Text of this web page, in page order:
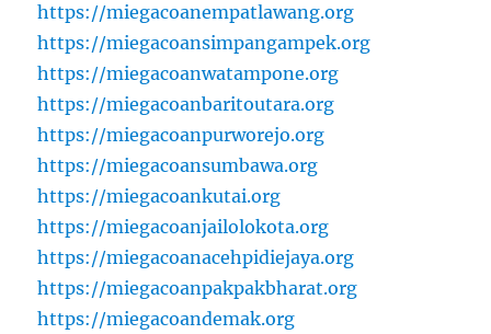
https://miegacoanempatlawang.org
https://miegacoansimpangampek.org
https://miegacoanwatampone.org
https://miegacoanbaritoutara.org
https://miegacoanpurworejo.org
https://miegacoansumbawa.org
https://miegacoankutai.org
https://miegacoanjailolokota.org
https://miegacoanacehpidiejaya.org
https://miegacoanpakpakbharat.org
https://miegacoandemak.org